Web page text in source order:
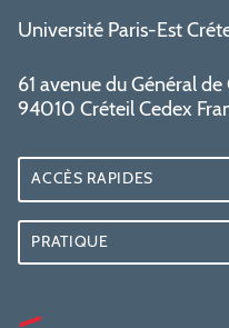
Université Paris-Est
61 avenue du Général de
94010 Créteil Cedex
ACCÈS RAPIDES
PRATIQUE